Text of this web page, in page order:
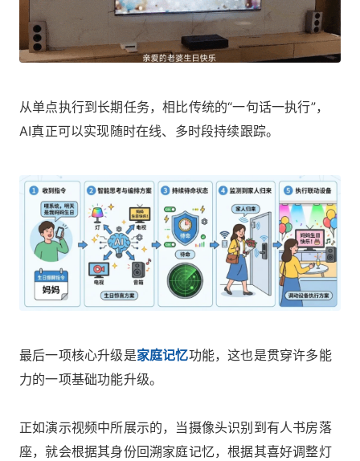
从单点执行到长期任务，相比传统的“一句话一执行”，
AI真正可以实现随时在线、多时段持续跟踪。
最后一项核心升级是家庭记忆功能，这也是贯穿许多能
力的一项基础功能升级。
正如演示视频中所展示的，当摄像头识别到有人书房落
座，就会根据其身份回溯家庭记忆，根据其喜好调整灯